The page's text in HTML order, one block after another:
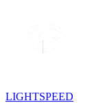
LIGHTSPEED